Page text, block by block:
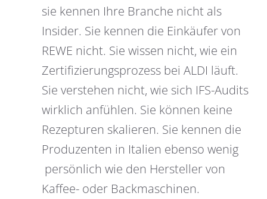
sie kennen Ihre Branche nicht als
Insider. Sie kennen die Einkäufer von
REWE nicht. Sie wissen nicht, wie ein
Zertifizierungsprozess bei ALDI läuft.
Sie verstehen nicht, wie sich IFS-Audits
wirklich anfühlen. Sie können keine
Rezepturen skalieren. Sie kennen die
Produzenten in Italien ebenso wenig
persönlich wie den Hersteller von
Kaffee- oder Backmaschinen.